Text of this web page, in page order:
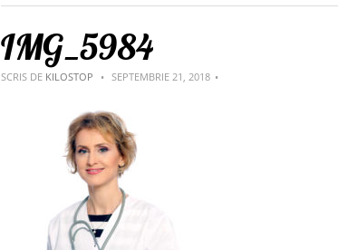
IMG_5984
SCRIS DE KILOSTOP SEPTEMBRIE 21, 2018